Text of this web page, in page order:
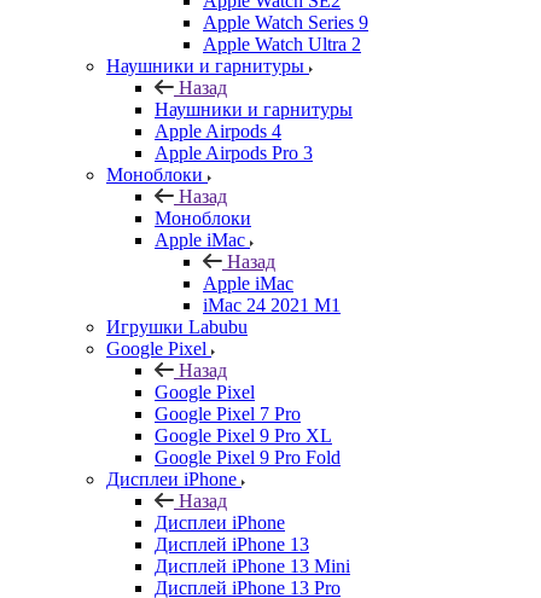
Apple Watch Series 9
Apple Watch Ultra 2
Наушники и гарнитуры
Назад
Наушники и гарнитуры
Apple Airpods 4
Apple Airpods Pro 3
Моноблоки
Назад
Моноблоки
Apple iMac
Назад
Apple iMac
iMac 24 2021 M1
Игрушки Labubu
Google Pixel
Назад
Google Pixel
Google Pixel 7 Pro
Google Pixel 9 Pro XL
Google Pixel 9 Pro Fold
Дисплеи iPhone
Назад
Дисплеи iPhone
Дисплей iPhone 13
Дисплей iPhone 13 Mini
Дисплей iPhone 13 Pro